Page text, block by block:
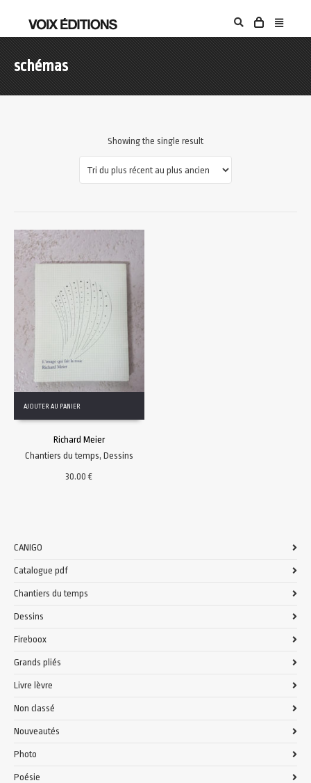
schémas
Showing the single result
AJOUTER AU PANIER
Richard Meier
Chantiers du temps, Dessins
30.00€
CANIGO
Catalogue pdf
Chantiers du temps
Dessins
Fireboox
Grands pliés
Livre lèvre
Non classé
Nouveautés
Photo
Poésie